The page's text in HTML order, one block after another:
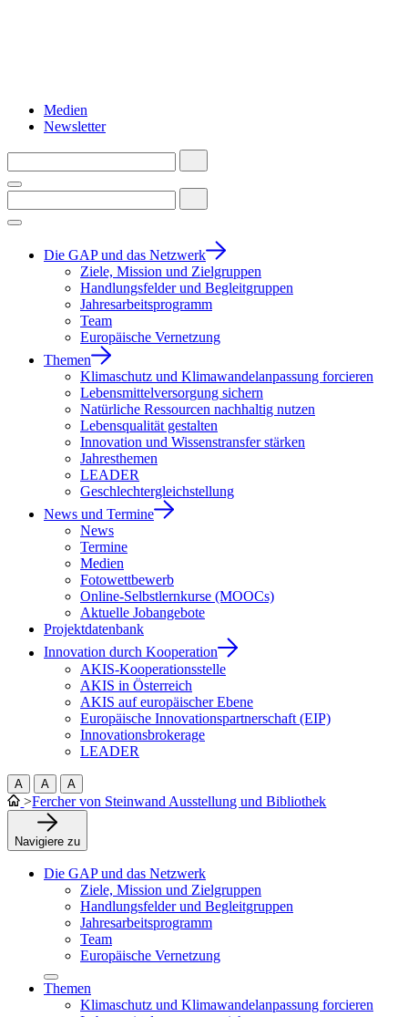
Medien
Newsletter
Die GAP und das Netzwerk
Ziele, Mission und Zielgruppen
Handlungsfelder und Begleitgruppen
Jahresarbeitsprogramm
Team
Europäische Vernetzung
Themen
Klimaschutz und Klimawandelanpassung forcieren
Lebensmittelversorgung sichern
Natürliche Ressourcen nachhaltig nutzen
Lebensqualität gestalten
Innovation und Wissenstransfer stärken
Jahresthemen
LEADER
Geschlechtergleichstellung
News und Termine
News
Termine
Medien
Fotowettbewerb
Online-Selbstlernkurse (MOOCs)
Aktuelle Jobangebote
Projektdatenbank
Innovation durch Kooperation
AKIS-Kooperationsstelle
AKIS in Österreich
AKIS auf europäischer Ebene
Europäische Innovationspartnerschaft (EIP)
Innovationsbrokerage
LEADER
A A A
>Fercher von Steinwand Ausstellung und Bibliothek
Navigiere zu
Die GAP und das Netzwerk
Ziele, Mission und Zielgruppen
Handlungsfelder und Begleitgruppen
Jahresarbeitsprogramm
Team
Europäische Vernetzung
Themen
Klimaschutz und Klimawandelanpassung forcieren